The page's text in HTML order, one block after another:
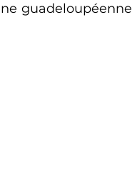
guadeloupéenne